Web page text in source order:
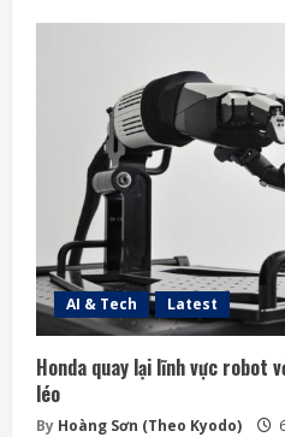
AI & Tech Latest
Honda quay lại lĩnh vực robot
léo
By Hoàng Sơn (Theo Kyodo)